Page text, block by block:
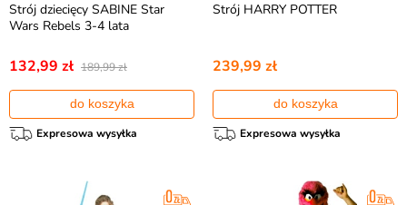
Strój dziecięcy SABINE Star
Wars Rebels 3-4 lata
132,99 zł 189,99 zł
do koszyka
Expresowa wysyłka
Strój HARRY POTTER
239,99 zł
do koszyka
Expresowa wysyłka